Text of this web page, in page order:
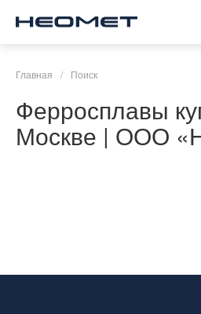
Главная / Поиск
Ферросплавы
Москве | ООО